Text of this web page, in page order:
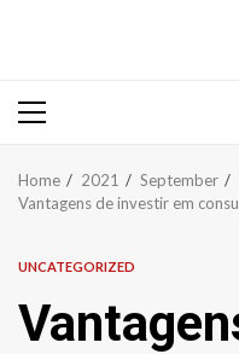
Primary
Home 2021 September
Vantagens de investir em
UNCATEGORIZED